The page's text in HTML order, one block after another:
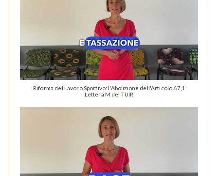
Riforma del Lavoro Sportivo: l'Abolizione dell'Articolo 67,1
Lettera M del TUIR